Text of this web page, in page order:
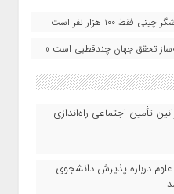
تحقق جهان چندقطبی است »
تأمین اجتماعی راه‌اندازی
درباره پذیرش دانشجوی